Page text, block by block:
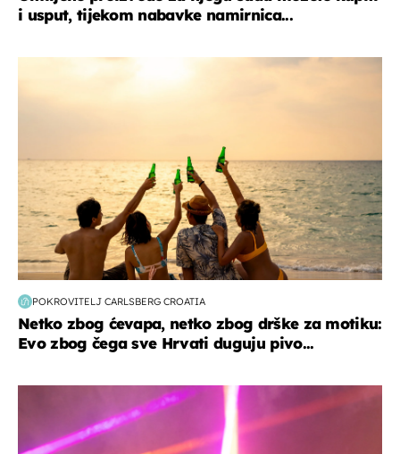
i usput, tijekom nabavke namirnica...
POKROVITELJ CARLSBERG CROATIA
Netko zbog ćevapa, netko zbog drške za motiku:
Evo zbog čega sve Hrvati duguju pivo...